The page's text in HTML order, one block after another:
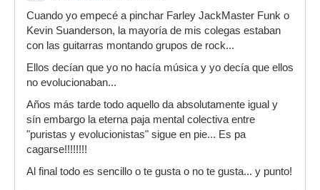
Cuando yo empecé a pinchar Farley JackMaster Funk o
Kevin Suanderson, la mayoría de mis colegas estaban
con las guitarras montando grupos de rock...
Ellos decían que yo no hacía música y yo decía que ellos
no evolucionaban...
Años más tarde todo aquello da absolutamente igual y
sín embargo la eterna paja mental colectiva entre
"puristas y evolucionistas" sigue en pie... Es pa
cagarse!!!!!!!!
Al final todo es sencillo o te gusta o no te gusta... y punto!